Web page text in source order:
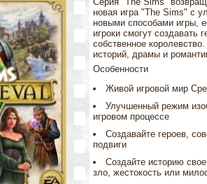
новая игра "The Sims" с
новыми способами игры,
игроки смогут создавать
собственное
историй, драмы и
Особенности
Живой игровой мир
Улучшенный режим
игровом процессе
Создавайте героев,
подвиги
Создайте историю
зло, жестокость или